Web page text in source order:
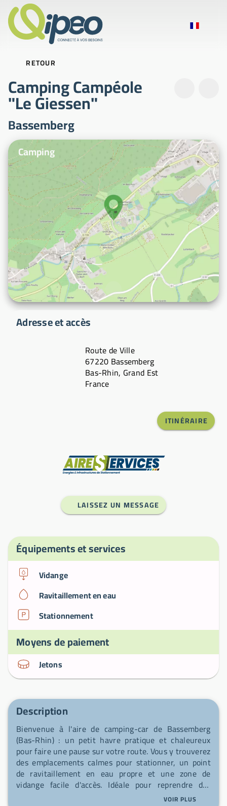
RETOUR
Camping Campéole
"Le Giessen"
Bassemberg
Photos d'illustration
Camping
Adresse et accès
Route de Ville
67220 Bassemberg
Bas-Rhin, Grand Est
France
ITINÉRAIRE
LAISSEZ UN MESSAGE
Équipements et services
Vidange
Ravitaillement en eau
Stationnement
Moyens de paiement
Jetons
Description
Bienvenue à l'aire de camping-car de Bassemberg
(Bas-Rhin) : un petit havre pratique et chaleureux
pour faire une pause sur votre route. Vous y trouverez
des emplacements calmes pour stationner, un point
de ravitaillement en eau propre et une zone de
vidange facile d'accès. Idéale pour reprendre des
forces avant de repartir découvrir la région, elle offre
VOIR PLUS